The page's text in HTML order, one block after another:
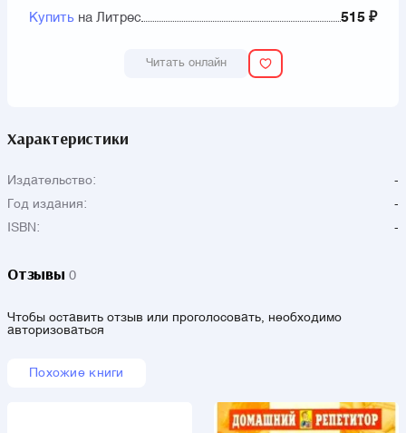
Купить на Литрес 515 ₽
Читать онлайн
Характеристики
Издательство:
-
Год издания:
-
ISBN:
-
Отзывы 0
Чтобы оставить отзыв или проголосовать, необходимо
авторизоваться
Похожие книги